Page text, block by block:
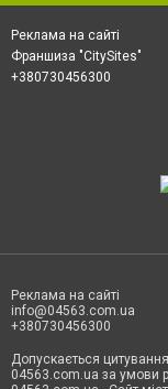
Реклама на сайті
Франшиза "CitySites"
+380730456300
Реклама на сайті
info@04563.com.ua
+380730456300
Допускається
04563.com.ua за умови